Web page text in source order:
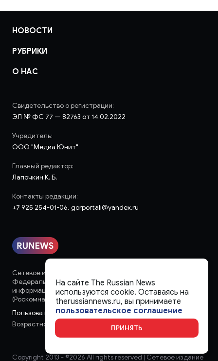
НОВОСТИ
РУБРИКИ
О НАС
Сетевое издание «runews» (18+) зарегистрировано в
Федеральной службе по надзору в сфере связи,
информационных технологий и массовых коммуникаций
(Роскомнадзор)
Пользовательское соглашение
Возрастное ограничение:
Свидетельство о регистрации:
ЭЛ № ФС 77 — 82763 от 14.02.2022
Учредитель:
ООО "Медиа Юнит"
Главный редактор:
Лапочкин К. Б.
Контакты редакции:
+7 925 254-01-06, gorportali@yandex.ru
Copyright 2013 - ©2026 All rights reserved | Сетевое издание
На сайте The Russian News
используются cookie. Оставаясь на
therussiannews.ru, вы принимаете
пользовательское соглашение
ПРИНЯТЬ